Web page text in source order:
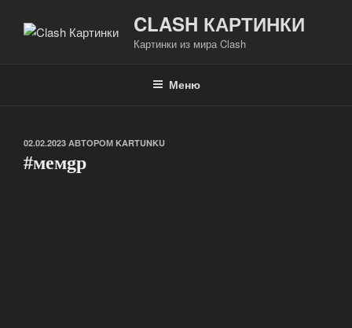
CLASH КАРТИНКИ
Картинки из мира Clash
Меню
ОПУБЛИКОВАНО
02.02.2023 АВТОРОМ KARTUNKU
#мeмgр